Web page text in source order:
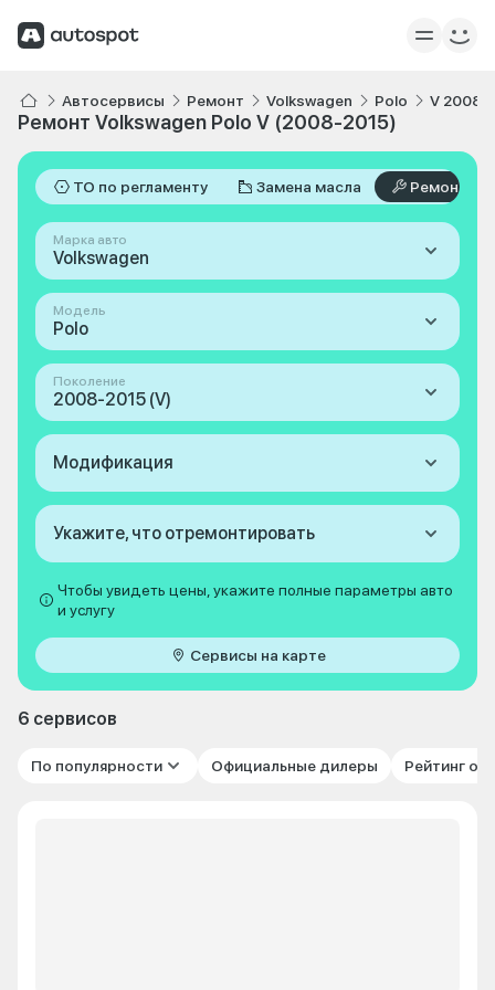
Автосервисы Ремонт Volkswagen Polo V 2008-
Ремонт Volkswagen Polo V (2008-2015)
ТО по регламенту Замена масла Ремонт
Марка авто
Volkswagen
Модель
Polo
Поколение
2008-2015 (V)
Модификация
Укажите, что отремонтировать
Чтобы увидеть цены, укажите полные параметры авто
и услугу
Сервисы на карте
6 сервисов
По популярности Официальные дилеры Рейтинг